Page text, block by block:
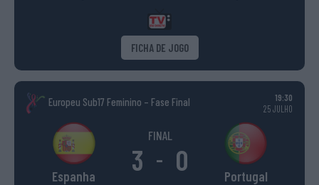
FICHA DE JOGO
Europeu Sub17 Feminino – Fase Final
19:30
25 JULHO
Espanha
FINAL
3 - 0 Portugal